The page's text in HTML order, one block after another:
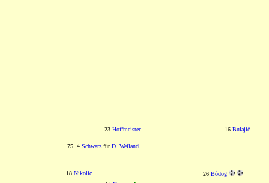
23 Hoffmeister 16 Bulajič
75. 4 SchwarzfürD. Weiland
18 Nikolic 26 Bódog